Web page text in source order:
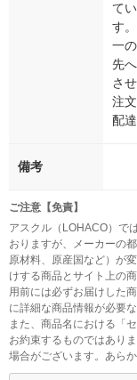
て
す
一
先
さ
注
配
備考
ご注意【免責】
アスクル（LOHACO）で
おりますが、メーカーの
原材料、原産国など）が
けする商品とサイト上の
用前には必ずお届けした
に詳細な商品情報が必要
また、商品名における「
お約束するものではあり
場合がございます。あら